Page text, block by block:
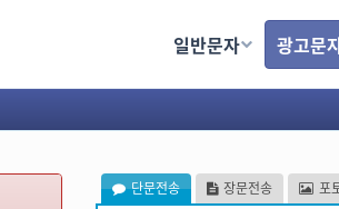
관리, 080 수신거부, 대량문자,단체문자전송,단체문자
량 문자 발송 가능 / 간결한 문자 길이: 최대 45글자 (90바
일반문자 광고문
단문전송 장문전송 포